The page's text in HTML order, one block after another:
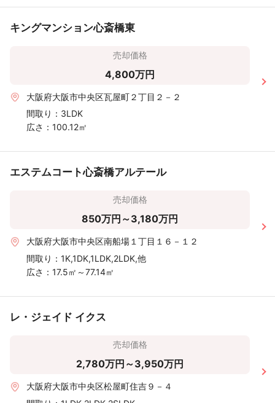
キングマンション心斎橋東
売却価格
4,800万円
大阪府大阪市中央区瓦屋町２丁目２－２
間取り： 3LDK
広さ： 100.12㎡
エステムコート心斎橋アルテール
売却価格
850万円～3,180万円
大阪府大阪市中央区南船場１丁目１６－１２
間取り： 1K,1DK,1LDK,2LDK,他
広さ： 17.5㎡～77.14㎡
レ・ジェイド イクス
売却価格
2,780万円～3,950万円
大阪府大阪市中央区松屋町住吉９－４